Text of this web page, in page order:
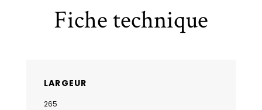
Fiche technique
LARGEUR
265